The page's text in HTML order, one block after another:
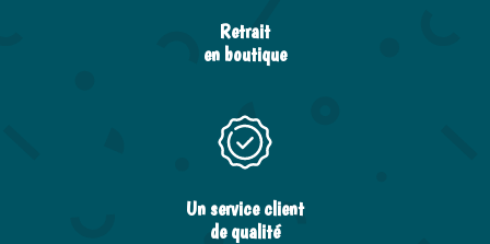
Retrait
en boutique
Un service client
de qualité